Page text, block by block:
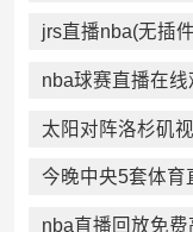
jrs直播nba(无插
nba球赛直播在线
太阳对阵洛杉矶
今晚中央5套体育
nba直播回放免